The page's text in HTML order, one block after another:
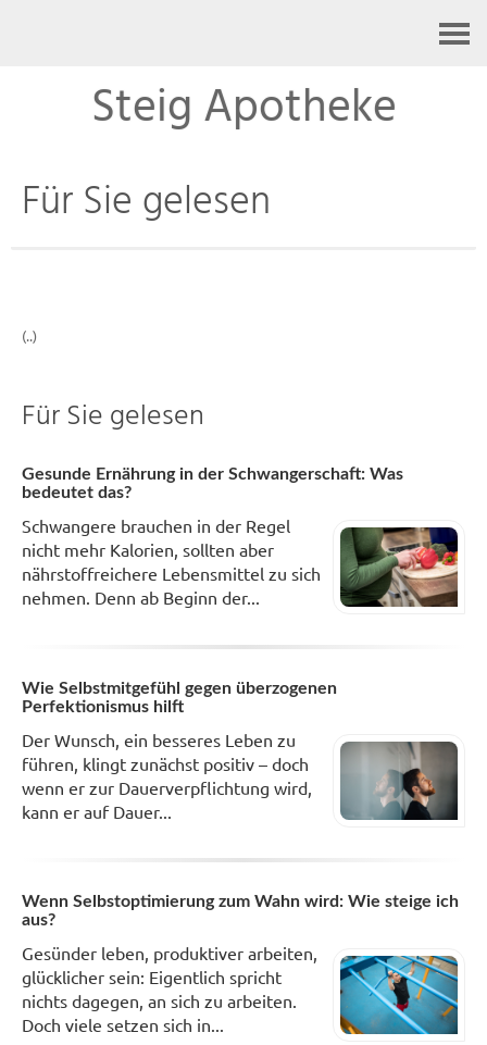
Steig Apotheke
Für Sie gelesen
(..)
Für Sie gelesen
Gesunde Ernährung in der Schwangerschaft: Was
bedeutet das?
Schwangere brauchen in der Regel
nicht mehr Kalorien, sollten aber
nährstoffreichere Lebensmittel zu sich
nehmen. Denn ab Beginn der...
Wie Selbstmitgefühl gegen überzogenen
Perfektionismus hilft
Der Wunsch, ein besseres Leben zu
führen, klingt zunächst positiv – doch
wenn er zur Dauerverpflichtung wird,
kann er auf Dauer...
Wenn Selbstoptimierung zum Wahn wird: Wie steige ich
aus?
Gesünder leben, produktiver arbeiten,
glücklicher sein: Eigentlich spricht
nichts dagegen, an sich zu arbeiten.
Doch viele setzen sich in...